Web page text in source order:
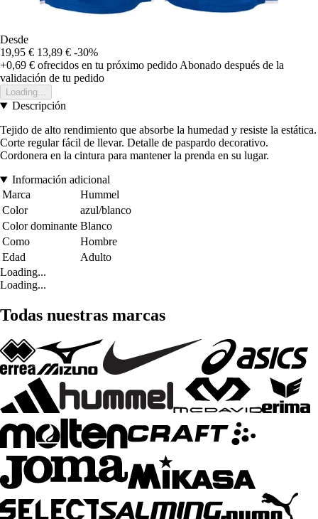
Desde
19,95 € 13,89 € -30%
+0,69 € ofrecidos en tu próximo pedido Abonado después de la
validación de tu pedido
Loading...
Descripción
Tejido de alto rendimiento que absorbe la humedad y resiste la estática.
Corte regular fácil de llevar. Detalle de paspardo decorativo.
Cordonera en la cintura para mantener la prenda en su lugar.
Información adicional
Marca
Hummel
Color
azul/blanco
Color dominante Blanco
Como
Hombre
Edad
Adulto
Loading...
Loading...
Todas nuestras marcas